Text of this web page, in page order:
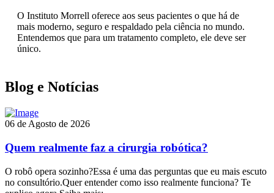
O Instituto Morrell oferece aos seus pacientes o que há de
mais moderno, seguro e respaldado pela ciência no mundo.
Entendemos que para um tratamento completo, ele deve ser
único.
Blog e Notícias
06 de Agosto de 2026
Quem realmente faz a cirurgia robótica?
O robô opera sozinho?Essa é uma das perguntas que eu mais escuto
no consultório.Quer entender como isso realmente funciona? Te